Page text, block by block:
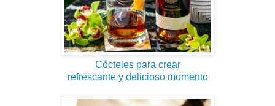
Cócteles para crear
refrescante y delicioso momento